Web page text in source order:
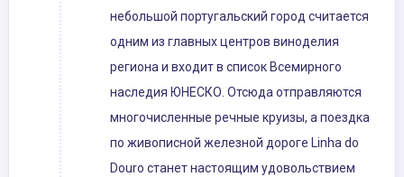
небольшой португальский город считается
одним из главных центров виноделия
региона и входит в список Всемирного
наследия ЮНЕСКО. Отсюда отправляются
многочисленные речные круизы, а поездка
по живописной железной дороге Linha do
Douro станет настоящим удовольствием